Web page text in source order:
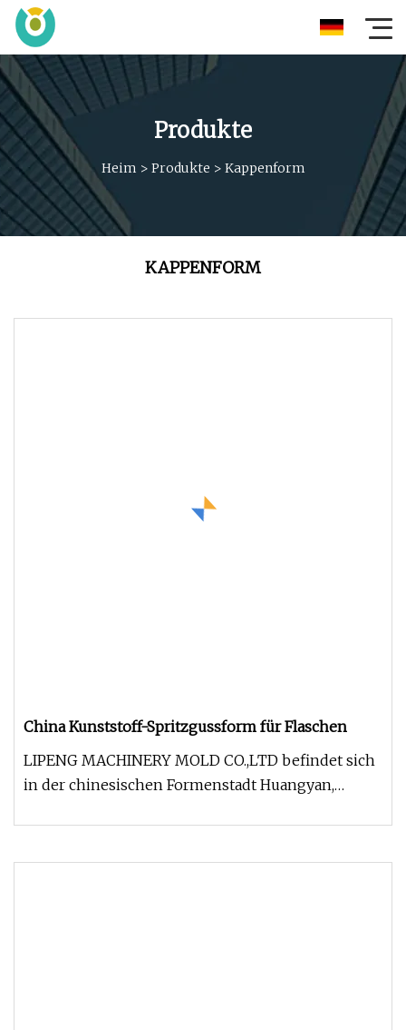
Produkte
Heim > Produkte > Kappenform
KAPPENFORM
China Kunststoff-Spritzgussform für Flaschen
LIPENG MACHINERY MOLD CO.,LTD befindet sich
in der chinesischen Formenstadt Huangyan,